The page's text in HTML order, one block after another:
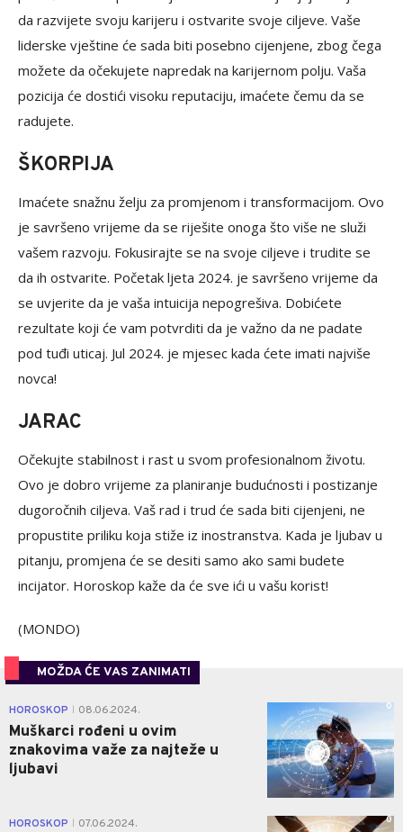
da razvijete svoju karijeru i ostvarite svoje ciljeve. Vaše
liderske vještine će sada biti posebno cijenjene, zbog čega
možete da očekujete napredak na karijernom polju. Vaša
pozicija će dostići visoku reputaciju, imaćete čemu da se
radujete.
ŠKORPIJA
Imaćete snažnu želju za promjenom i transformacijom. Ovo
je savršeno vrijeme da se riješite onoga što više ne služi
vašem razvoju. Fokusirajte se na svoje ciljeve i trudite se
da ih ostvarite. Početak ljeta 2024. je savršeno vrijeme da
se uvjerite da je vaša intuicija nepogrešiva. Dobićete
rezultate koji će vam potvrditi da je važno da ne padate
pod tuđi uticaj. Jul 2024. je mjesec kada ćete imati najviše
novca!
JARAC
Očekujte stabilnost i rast u svom profesionalnom životu.
Ovo je dobro vrijeme za planiranje budućnosti i postizanje
dugoročnih ciljeva. Vaš rad i trud će sada biti cijenjeni, ne
propustite priliku koja stiže iz inostranstva. Kada je ljubav u
pitanju, promjena će se desiti samo ako sami budete
incijator. Horoskop kaže da će sve ići u vašu korist!
(MONDO)
MOŽDA ĆE VAS ZANIMATI
HOROSKOP 08.06.2024.
Muškarci rođeni u ovim
znakovima važe za najteže u
ljubavi
0
HOROSKOP 07.06.2024. 0